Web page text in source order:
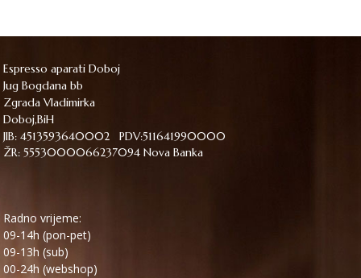
Espresso aparati Doboj
Jug Bogdana bb
Zgrada Vladimirka
Doboj,BiH
JIB: 4513593640002 PDV:511641990000
ŽR: 5553000066237094 Nova Banka
Radno vrijeme:
09-14h (pon-pet)
09-13h (sub)
00-24h (webshop)